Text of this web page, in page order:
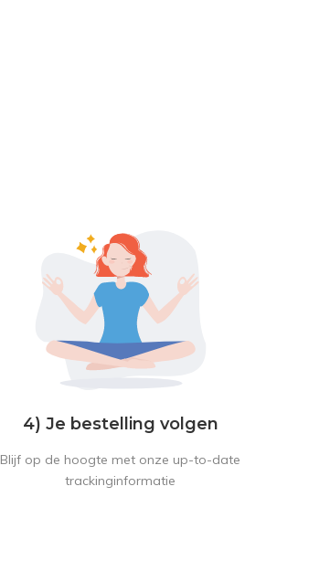
4) Je bestelling volgen
Blijf op de hoogte met onze up-to-date
trackinginformatie